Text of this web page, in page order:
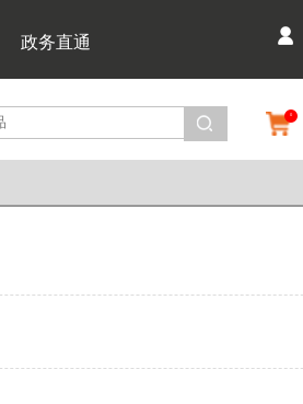
政务直通
0